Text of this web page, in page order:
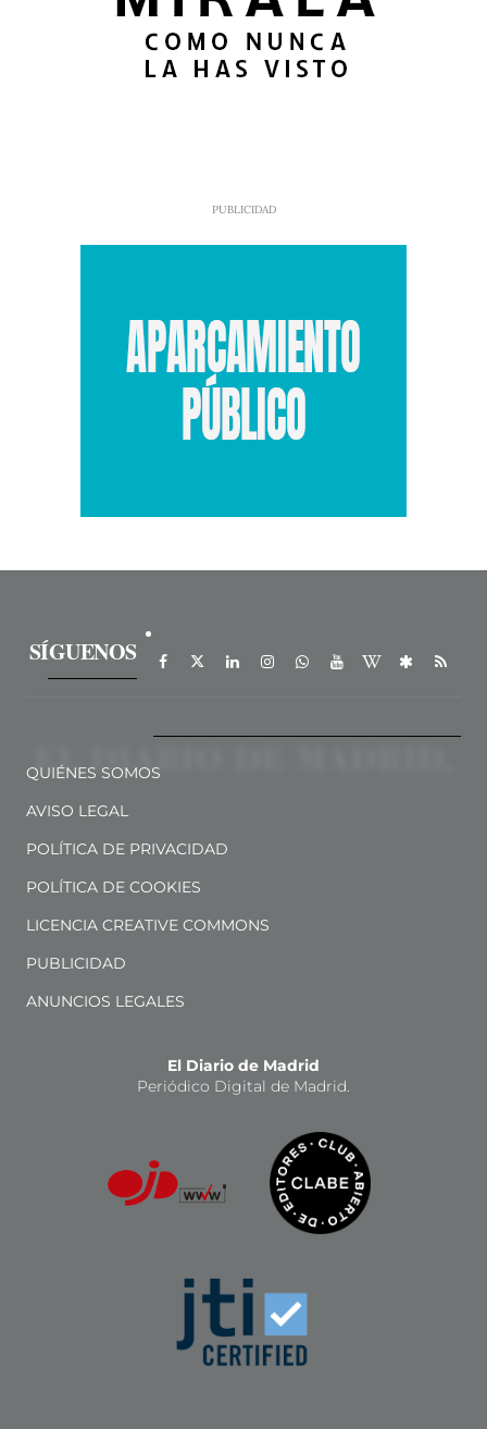
SÍGUENOS
QUIÉNES SOMOS
AVISO LEGAL
POLÍTICA DE PRIVACIDAD
POLÍTICA DE COOKIES
LICENCIA CREATIVE COMMONS
PUBLICIDAD
ANUNCIOS LEGALES
El Diario de Madrid
Periódico Digital de Madrid.